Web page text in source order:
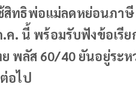
ทธิพ่อแม่ลดหย่อนภา
ค. นี้ พร้อมรับฟังข้อเรี
พลัส 60/40 ยันอยู่ระห
อไป